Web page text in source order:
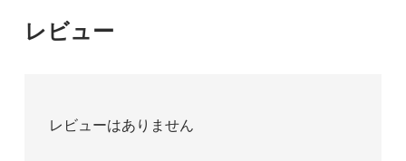
レビュー
レビューはありません